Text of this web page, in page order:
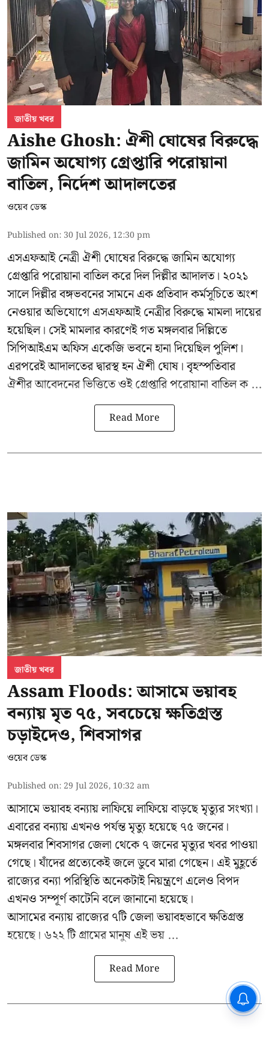
জাতীয় খবর
Aishe Ghosh: ঐশী ঘোষের বিরুদ্ধে
জামিন অযোগ্য গ্রেপ্তারি পরোয়ানা
বাতিল, নির্দেশ আদালতের
ওয়েব ডেস্ক
Published on: 30 Jul 2026, 12:30 pm
এসএফআই নেত্রী ঐশী ঘোষের বিরুদ্ধে জামিন অযোগ্য
গ্রেপ্তারি পরোয়ানা বাতিল করে দিল দিল্লীর আদালত। ২০২১
সালে দিল্লীর বঙ্গভবনের সামনে এক প্রতিবাদ কর্মসূচিতে অংশ
নেওয়ার অভিযোগে এসএফআই নেত্রীর বিরুদ্ধে মামলা দায়ের
হয়েছিল। সেই মামলার কারণেই গত মঙ্গলবার দিল্লিতে
সিপিআইএম অফিস একেজি ভবনে হানা দিয়েছিল পুলিশ।
এরপরেই আদালতের দ্বারস্থ হন ঐশী ঘোষ। বৃহস্পতিবার
ঐশীর আবেদনের ভিত্তিতে ওই গ্রেপ্তারি পরোয়ানা বাতিল ক ...
Read More
জাতীয় খবর
Assam Floods: আসামে ভয়াবহ
বন্যায় মৃত ৭৫, সবচেয়ে ক্ষতিগ্রস্ত
চড়াইদেও, শিবসাগর
ওয়েব ডেস্ক
Published on: 29 Jul 2026, 10:32 am
আসামে ভয়াবহ বন্যায় লাফিয়ে লাফিয়ে বাড়ছে মৃত্যুর সংখ্যা।
এবারের বন্যায় এখনও পর্যন্ত মৃত্যু হয়েছে ৭৫ জনের।
মঙ্গলবার শিবসাগর জেলা থেকে ৭ জনের মৃত্যুর খবর পাওয়া
গেছে। যাঁদের প্রত্যেকেই জলে ডুবে মারা গেছেন। এই মুহূর্তে
রাজ্যের বন্যা পরিস্থিতি অনেকটাই নিয়ন্ত্রণে এলেও বিপদ
এখনও সম্পূর্ণ কাটেনি বলে জানানো হয়েছে।
আসামের বন্যায় রাজ্যের ৭টি জেলা ভয়াবহভাবে ক্ষতিগ্রস্ত
হয়েছে। ৬২২ টি গ্রামের মানুষ এই ভয় ...
Read More
ভোট ঘোষণার প্রতিবাদ - আদালতের